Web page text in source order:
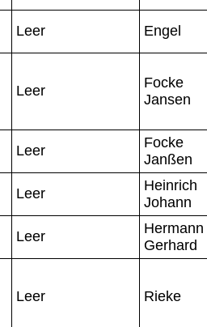
Leer Engel
Leer
Focke
Jansen
Leer
Focke
Janßen
Leer
Heinrich
Johann
Leer
Hermann
Gerhard
Leer Rieke